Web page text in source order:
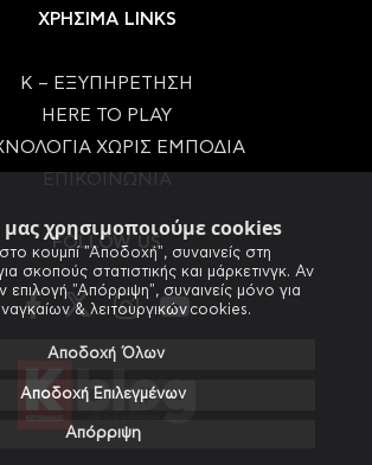
χρησιμοποιούμε cookies
κουμπί "Αποδοχή", συναινείς στη
σκοπούς στατιστικής και μάρκετινγκ. Αν
επιλογή "Απόρριψη", συναινείς μόνο για
& λειτουργικών cookies.
Αποδοχή Όλων
Αποδοχή Επιλεγμένων
Απόρριψη
ΧΡΗΣΙΜΑ LINKS
Κ – ΕΞΥΠΗΡΕΤΗΣΗ
HERE TO PLAY
ΧΩΡΙΣ ΕΜΠΟΔΙΑ
FOLLOW US